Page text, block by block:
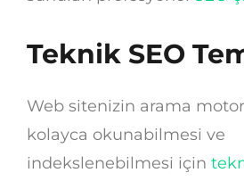
Teknik SEO
Web sitenizin arama
kolayca okunabilmesi ve
indekslenebilmesi için